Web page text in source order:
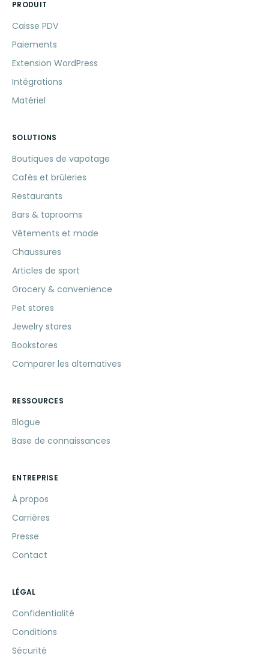
PRODUIT
Caisse PDV
Paiements
Extension WordPress
Intégrations
Matériel
SOLUTIONS
Boutiques de vapotage
Cafés et brûleries
Restaurants
Bars & taprooms
Vêtements et mode
Chaussures
Articles de sport
Grocery & convenience
Pet stores
Jewelry stores
Bookstores
Comparer les alternatives
RESSOURCES
Blogue
Base de connaissances
ENTREPRISE
À propos
Carrières
Presse
Contact
LÉGAL
Confidentialité
Conditions
Sécurité